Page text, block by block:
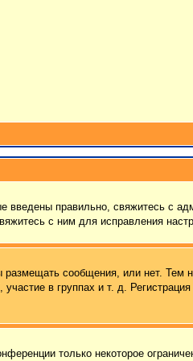
правильно, свяжитесь с
с ним для исправления
сообщения, или нет. Тем
в группах и т. д. Регистрация
только некоторое